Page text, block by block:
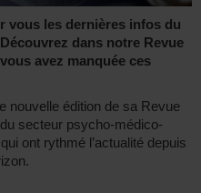
vous les dernières infos du
dans notre Revue
avez manquée ces
nouvelle édition de sa Revue
secteur psycho-médico-
ont rythmé l’actualité depuis